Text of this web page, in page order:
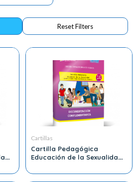
Cartillas
Cartilla Pedagógica
Educación de la Sexualidad
Educación Primaria 10